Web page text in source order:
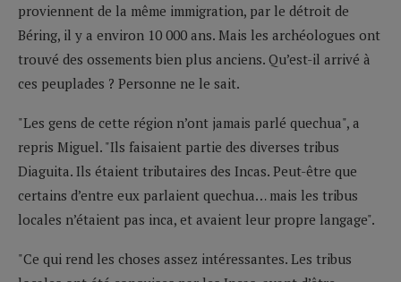
proviennent de la même immigration, par le détroit de
Béring, il y a environ 10 000 ans. Mais les archéologues ont
trouvé des ossements bien plus anciens. Qu’est-il arrivé à
ces peuplades ? Personne ne le sait.
"Les gens de cette région n’ont jamais parlé quechua", a
repris Miguel. "Ils faisaient partie des diverses tribus
Diaguita. Ils étaient tributaires des Incas. Peut-être que
certains d’entre eux parlaient quechua… mais les tribus
locales n’étaient pas inca, et avaient leur propre langage".
"Ce qui rend les choses assez intéressantes. Les tribus